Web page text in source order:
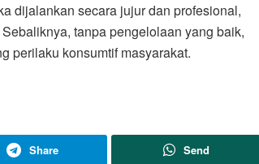
dijalankan secara jujur dan profesional,
tanpa pengelolaan yang baik,
perilaku konsumtif masyarakat.
Share Send